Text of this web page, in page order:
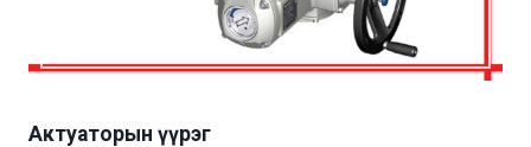
Актуаторын үүрэг